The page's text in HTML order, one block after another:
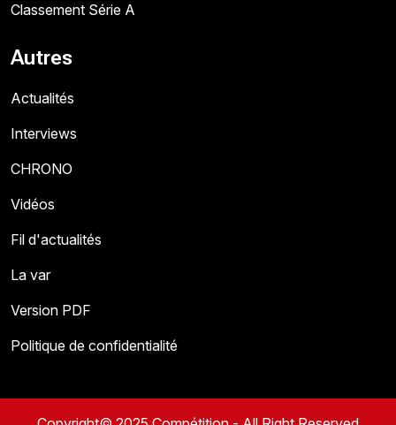
Classement Série A
Autres
Actualités
Interviews
CHRONO
Vidéos
Fil d'actualités
La var
Version PDF
Politique de confidentialité